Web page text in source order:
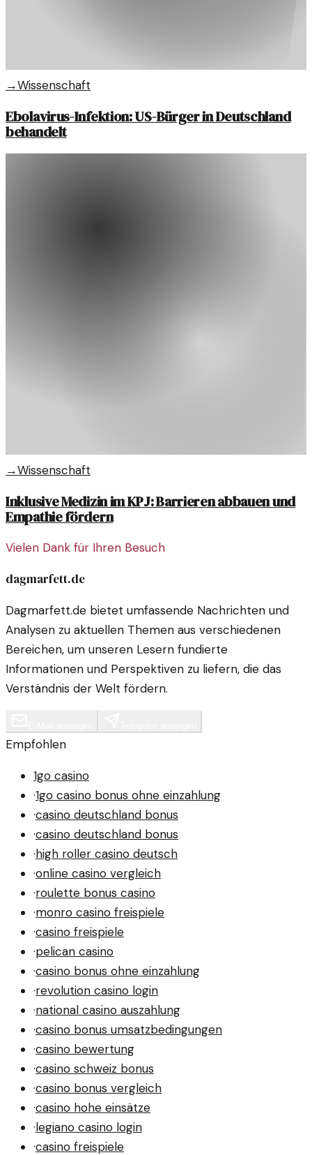
→Wissenschaft
Ebolavirus-Infektion: US-Bürger in Deutschland
behandelt
→Wissenschaft
Inklusive Medizin im KPJ: Barrieren abbauen und
Empathie fördern
Vielen Dank für Ihren Besuch
dagmarfett.de
Dagmarfett.de bietet umfassende Nachrichten und
Analysen zu aktuellen Themen aus verschiedenen
Bereichen, um unseren Lesern fundierte
Informationen und Perspektiven zu liefern, die das
Verständnis der Welt fördern.
Empfohlen
1go casino
·1go casino bonus ohne einzahlung
·casino deutschland bonus
·casino deutschland bonus
·high roller casino deutsch
·online casino vergleich
·roulette bonus casino
·monro casino freispiele
·casino freispiele
·pelican casino
·casino bonus ohne einzahlung
·revolution casino login
·national casino auszahlung
·casino bonus umsatzbedingungen
·casino bewertung
·casino schweiz bonus
·casino bonus vergleich
·casino hohe einsätze
·legiano casino login
·casino freispiele